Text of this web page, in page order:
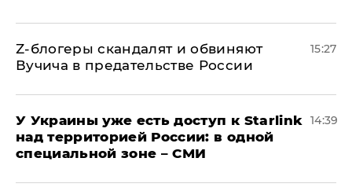
Z-блогеры скандалят и обвиняют
Вучича в предательстве России
15:27
У Украины уже есть доступ к Starlink
над территорией России: в одной
специальной зоне – СМИ
14:39